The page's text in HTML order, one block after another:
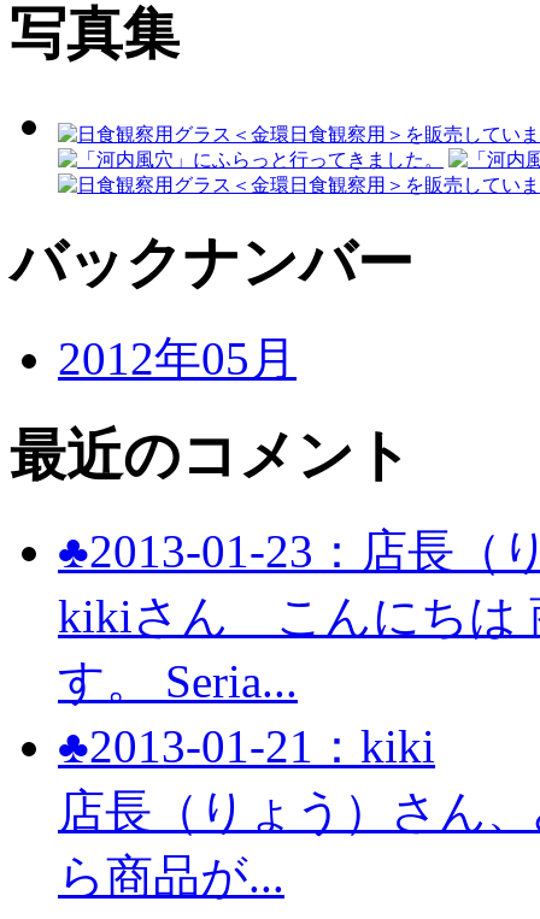
写真集
バックナンバー
2012年05月
最近のコメント
♣2013-01-23：店長（
kikiさん こんにちは
す。 Seria...
♣2013-01-21：kiki
店長（りょう）さん
ら商品が...